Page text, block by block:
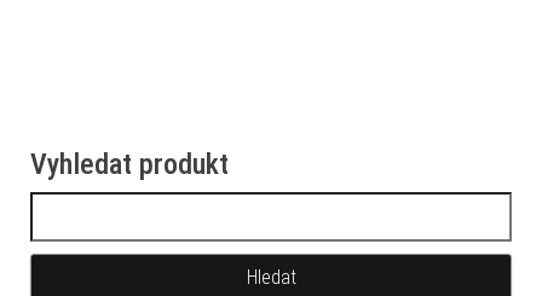
Vyhledat produkt